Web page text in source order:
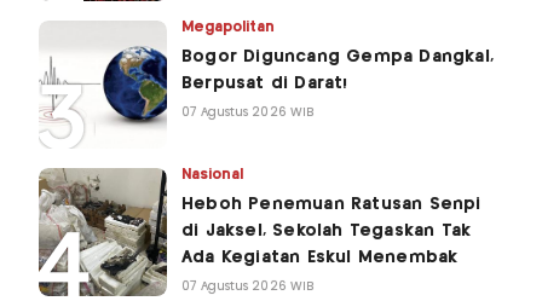
Megapolitan
Bogor Diguncang Gempa Dangkal,
Berpusat di Darat!
07 Agustus 2026 WIB
Nasional
Heboh Penemuan Ratusan Senpi
di Jaksel, Sekolah Tegaskan Tak
Ada Kegiatan Eskul Menembak
07 Agustus 2026 WIB